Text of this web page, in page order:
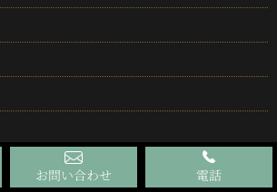
お問い合わせ 電話